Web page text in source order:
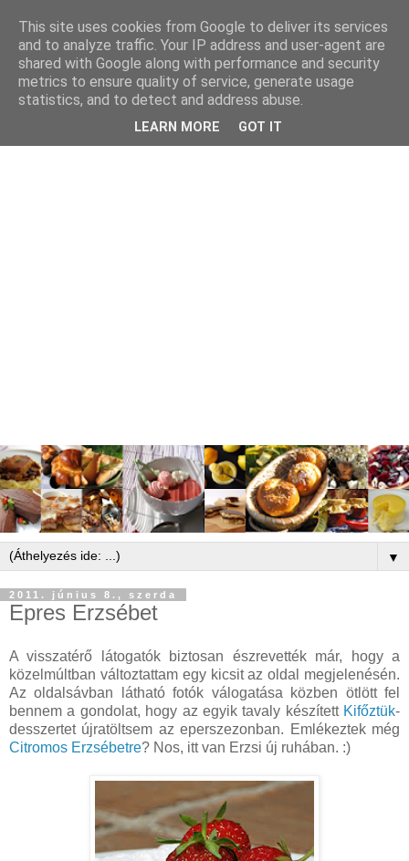
▼
2011. június 8., szerda
Epres Erzsébet
A visszatérő látogatók biztosan észrevették már, hogy a
közelmúltban változtattam egy kicsit az oldal megjelenésén.
Az oldalsávban látható fotók válogatása közben ötlött fel
bennem a gondolat, hogy az egyik tavaly készített Kifőztük-
desszertet újratöltsem az eperszezonban. Emlékeztek még
Citromos Erzsébetre? Nos, itt van Erzsi új ruhában. :)
This site uses cookies from Google to deliver its services
and to analyze traffic. Your IP address and user-agent are
shared with Google along with performance and security
metrics to ensure quality of service, generate usage
statistics, and to detect and address abuse.
LEARN MORE GOT IT